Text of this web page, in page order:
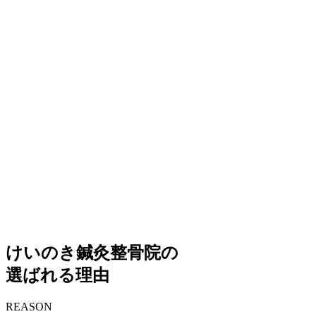
けいのき鍼灸整骨院の
選ばれる理由
REASON